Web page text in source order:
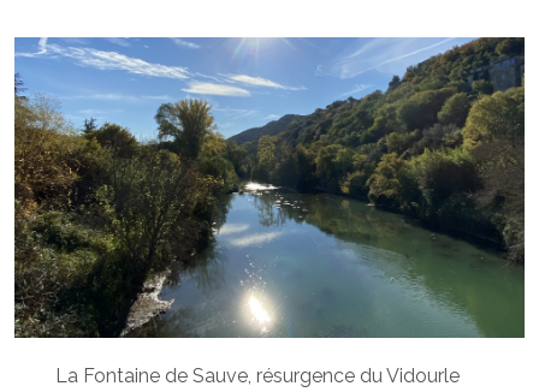
La Fontaine de Sauve, résurgence du Vidourle